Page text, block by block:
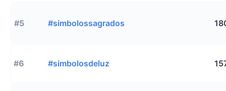
#5 #simbolossagrados
#6 #simbolosdeluz